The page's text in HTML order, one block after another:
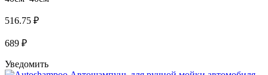
516.75 ₽
689 ₽
Уведомить